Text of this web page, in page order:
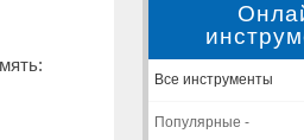
Все инструменты
Популярные -